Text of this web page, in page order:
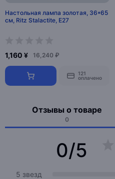
Настольная лампа золотая, 36*65
см, Ritz Stalactite, E27
1,160 ¥ 16,240 ₽
121
оплачено
Отзывы о товаре
0
0/5
5 звезд